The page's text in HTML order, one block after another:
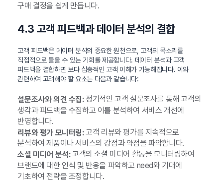
구매 결정을 쉽게 만듭니다.
4.3 고객 피드백과 데이터 분석의 결합
고객 피드백은 데이터 분석의 중요한 원천으로, 고객의 목소리를
직접적으로 들을 수 있는 기회를 제공합니다. 데이터 분석과 고객
피드백을 결합하면 보다 심층적인 고객 이해가 가능해집니다. 이와
관련하여 고려해야 할 요소는 다음과 같습니다:
설문조사와 의견 수집:정기적인 고객 설문조사를 통해 고객의
생각과 피드백을 수집하고 이를 분석하여 서비스 개선에
반영합니다.
리뷰와 평가 모니터링:고객 리뷰와 평가를 지속적으로
분석하여 제품이나 서비스의 강점과 약점을 파악합니다.
소셜 미디어 분석:고객의 소셜 미디어 활동을 모니터링하여
브랜드에 대한 인식 및 반응을 파악하고 need와 기대에
기초하여 전략을 조정합니다.